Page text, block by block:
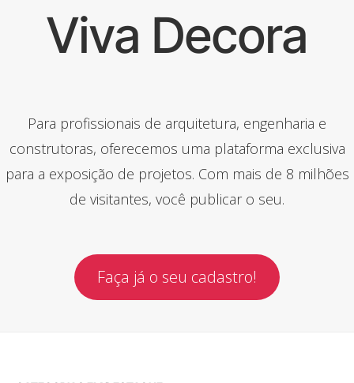
Viva Decora
Para profissionais de arquitetura, engenharia e
construtoras, oferecemos uma plataforma exclusiva
para a exposição de projetos. Com mais de 8 milhões
de visitantes, você publicar o seu.
Faça já o seu cadastro!